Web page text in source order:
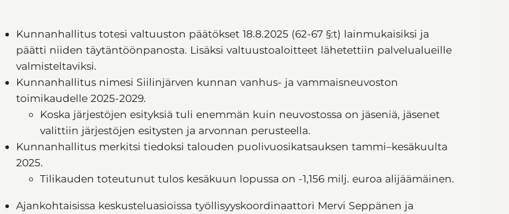
Kunnanhallitus totesi valtuuston päätökset 18.8.2025 (62-67 §:t) lainmukaisiksi ja
päätti niiden täytäntöönpanosta. Lisäksi valtuustoaloitteet lähetettiin palvelualueille
valmisteltaviksi.
Kunnanhallitus nimesi Siilinjärven kunnan vanhus- ja vammaisneuvoston
toimikaudelle 2025-2029.
Koska järjestöjen esityksiä tuli enemmän kuin neuvostossa on jäseniä, jäsenet
valittiin järjestöjen esitysten ja arvonnan perusteella.
Kunnanhallitus merkitsi tiedoksi talouden puolivuosikatsauksen tammi–kesäkuulta
2025.
Tilikauden toteutunut tulos kesäkuun lopussa on -1,156 milj. euroa alijäämäinen.
Ajankohtaisissa keskusteluasioissa työllisyyskoordinaattori Mervi Seppänen ja